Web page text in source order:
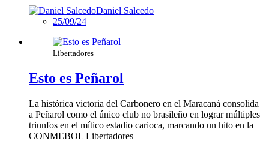
Daniel Salcedo
25/09/24
Libertadores
Esto es Peñarol
La histórica victoria del Carbonero en el Maracaná consolida
a Peñarol como el único club no brasileño en lograr múltiples
triunfos en el mítico estadio carioca, marcando un hito en la
CONMEBOL Libertadores